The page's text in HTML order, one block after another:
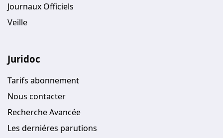
Journaux Officiels
Veille
Juridoc
Tarifs abonnement
Nous contacter
Recherche Avancée
Les derniéres parutions